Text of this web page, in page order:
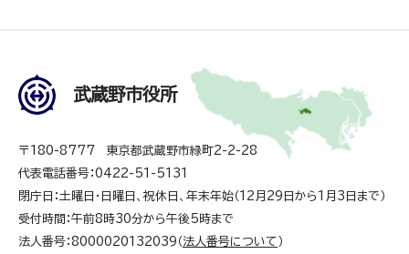
武蔵野市役所
〒180-8777 東京都武蔵野市緑町2-2-28
代表電話番号：0422-51-5131
閉庁日：土曜日・日曜日、祝休日、年末年始（12月29日から1月3日まで）
受付時間：午前8時30分から午後5時まで
法人番号：8000020132039（法人番号について ）